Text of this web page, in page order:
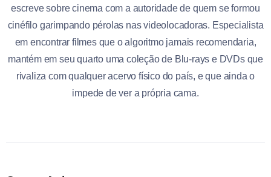
escreve sobre cinema com a autoridade de quem se formou
cinéfilo garimpando pérolas nas videolocadoras. Especialista
em encontrar filmes que o algoritmo jamais recomendaria,
mantém em seu quarto uma coleção de Blu-rays e DVDs que
rivaliza com qualquer acervo físico do país, e que ainda o
impede de ver a própria cama.